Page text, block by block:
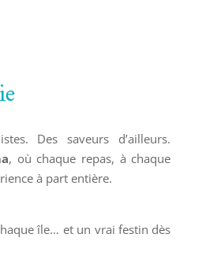
Des saveurs d’ailleurs.
, où chaque repas, à chaque
à part entière.
île… et un vrai festin dès